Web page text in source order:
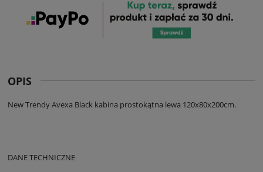
OPIS
New Trendy Avexa Black kabina prostokątna lewa 120x80x200cm.
DANE TECHNICZNE